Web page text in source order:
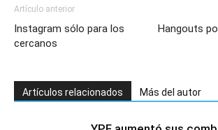
Artículo anterior
Instagram sólo para los
cercanos
Hangouts
Artículos relacionados Más del autor